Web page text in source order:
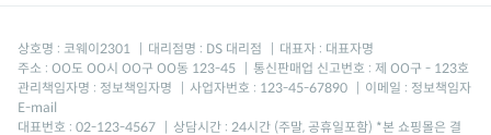
상호명 : 코웨이2301 대리점명 : DS 대리점
대표자 : 대표자명
주소 : OO도 OO시 OO구 OO동 123-45
통신판매업 신고번호 : 제 OO구 - 123호
관리책임자명 : 정보책임자명
사업자번호 : 123-45-67890
이메일 : 정보책임자
E-mail
대표번호 : 02-123-4567
상담시간 : 24시간 (주말, 공휴일포함) *본 쇼핑몰은 결